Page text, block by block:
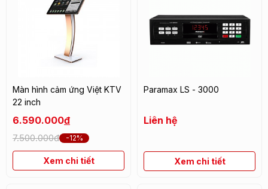
Màn hình cảm ứng Việt KTV
22 inch
6.590.000đ
7.500.000đ -12%
Xem chi tiết
Paramax LS - 3000
Liên hệ
Xem chi tiết